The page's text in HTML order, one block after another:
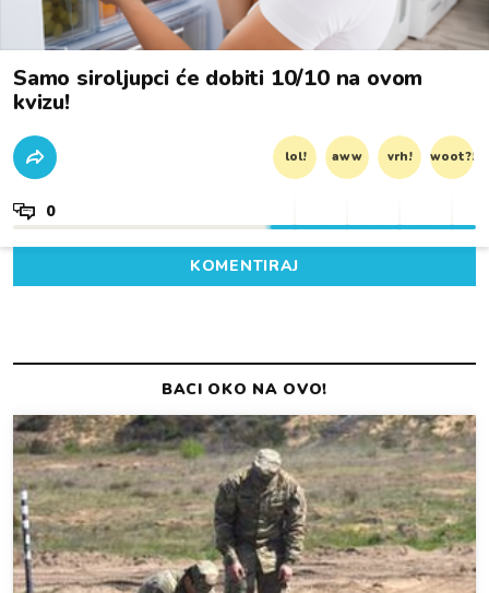
Samo siroljupci će dobiti 10/10 na ovom
kvizu!
lol! aww vrh! woot?!
0
KOMENTIRAJ